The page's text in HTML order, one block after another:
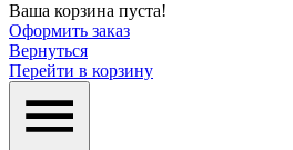
Ваша корзина пуста!
Оформить заказ
Вернуться
Перейти в корзину